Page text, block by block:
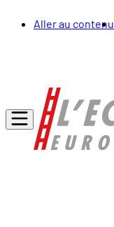
Aller au contenu